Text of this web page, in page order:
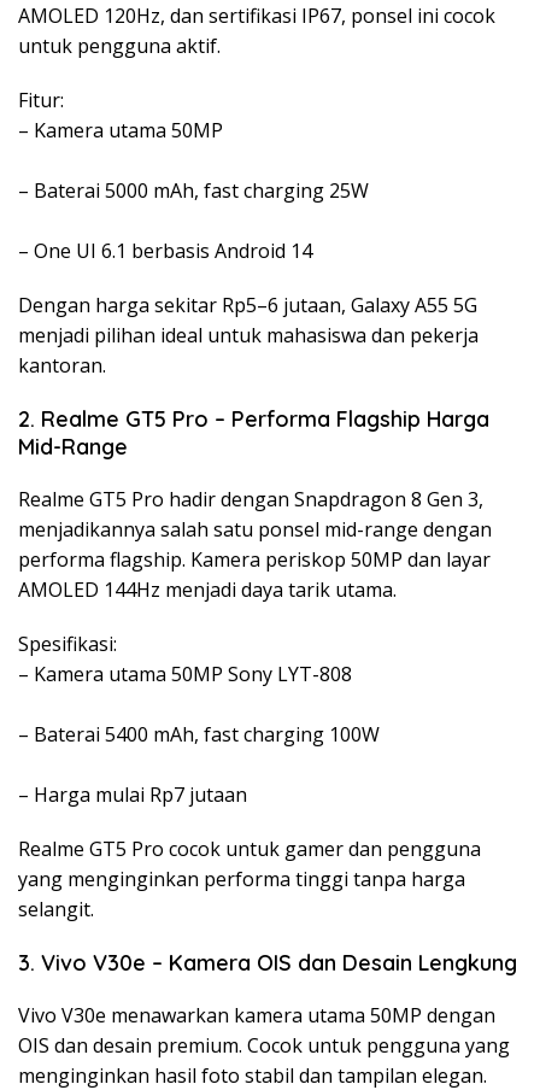
AMOLED 120Hz, dan sertifikasi IP67, ponsel ini cocok
untuk pengguna aktif.
Fitur:
– Kamera utama 50MP
– Baterai 5000 mAh, fast charging 25W
– One UI 6.1 berbasis Android 14
Dengan harga sekitar Rp5–6 jutaan, Galaxy A55 5G
menjadi pilihan ideal untuk mahasiswa dan pekerja
kantoran.
2. Realme GT5 Pro – Performa Flagship Harga
Mid-Range
Realme GT5 Pro hadir dengan Snapdragon 8 Gen 3,
menjadikannya salah satu ponsel mid-range dengan
performa flagship. Kamera periskop 50MP dan layar
AMOLED 144Hz menjadi daya tarik utama.
Spesifikasi:
– Kamera utama 50MP Sony LYT-808
– Baterai 5400 mAh, fast charging 100W
– Harga mulai Rp7 jutaan
Realme GT5 Pro cocok untuk gamer dan pengguna
yang menginginkan performa tinggi tanpa harga
selangit.
3. Vivo V30e – Kamera OIS dan Desain Lengkung
Vivo V30e menawarkan kamera utama 50MP dengan
OIS dan desain premium. Cocok untuk pengguna yang
menginginkan hasil foto stabil dan tampilan elegan.